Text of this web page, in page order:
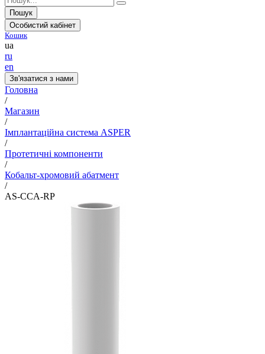
Пошук
Особистий кабінет
Кошик
ua
ru
en
Зв'язатися з нами
Головна
/
Магазин
/
Імплантаційна система ASPER
/
Протетичні компоненти
/
Кобальт-хромовий абатмент
/
AS-CCA-RP